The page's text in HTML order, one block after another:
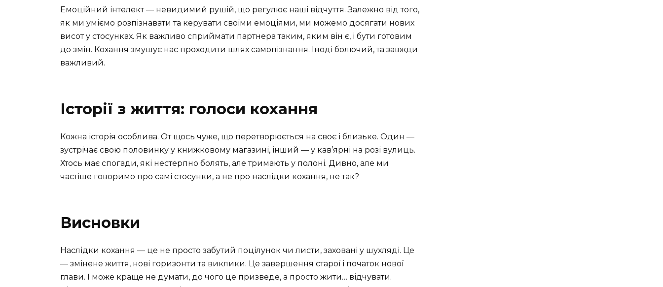
Емоційний інтелект — невидимий рушій, що регулює наші відчуття. Залежно від того,
як ми уміємо розпізнавати та керувати своїми емоціями, ми можемо досягати нових
висот у стосунках. Як важливо сприймати партнера таким, яким він є, і бути готовим
до змін. Кохання змушує нас проходити шлях самопізнання. Іноді болючий, та завжди
важливий.
Історії з життя: голоси кохання
Кожна історія особлива. От щось чуже, що перетворюється на своє і близьке. Один —
зустрічає свою половинку у книжковому магазині, інший — у кав’ярні на розі вулиць.
Хтось має спогади, які нестерпно болять, але тримають у полоні. Дивно, але ми
частіше говоримо про самі стосунки, а не про наслідки кохання, не так?
Висновки
Наслідки кохання — це не просто забутий поцілунок чи листи, заховані у шухляді. Це
— змінене життя, нові горизонти та виклики. Це завершення старої і початок нової
глави. І може краще не думати, до чого це призведе, а просто жити… відчувати.